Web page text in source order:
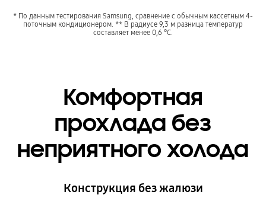
* По данным тестирования Samsung, сравнение с обычным кассетным 4-
поточным кондиционером. ** В радиусе 9,3 м разница температур
составляет менее 0,6 °C.
Комфортная
прохлада без
неприятного холода
Конструкция без жалюзи